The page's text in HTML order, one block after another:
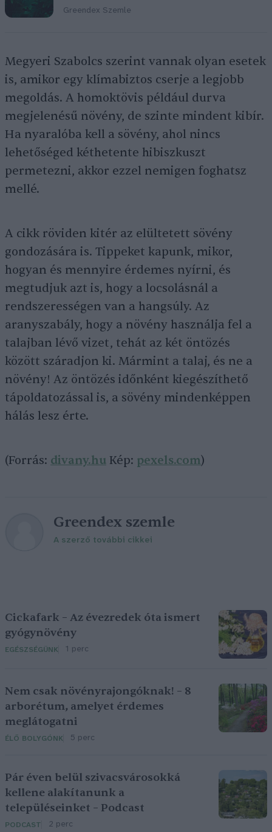
Greendex Szemle
Megyeri Szabolcs szerint vannak olyan esetek
is, amikor egy klímabiztos cserje a legjobb
megoldás. A homoktövis például durva
megjelenésű növény, de szinte mindent kibír.
Ha nyaralóba kell a sövény, ahol nincs
lehetőséged kéthetente hibiszkuszt
permetezni, akkor ezzel nemigen foghatsz
mellé.
A cikk röviden kitér az elültetett sövény
gondozására is. Tippeket kapunk, mikor,
hogyan és mennyire érdemes nyírni, és
megtudjuk azt is, hogy a locsolásnál a
rendszerességen van a hangsúly. Az
aranyszabály, hogy a növény használja fel a
talajban lévő vizet, tehát az két öntözés
között száradjon ki. Mármint a talaj, és ne a
növény! Az öntözés időnként kiegészíthető
tápoldatozással is, a sövény mindenképpen
hálás lesz érte.
(Forrás: divany.hu Kép: pexels.com)
Greendex szemle
A szerző további cikkei
Cickafark – Az évezredek óta ismert
gyógynövény
EGÉSZSÉGÜNK 1 perc
Nem csak növényrajongóknak! – 8
arborétum, amelyet érdemes
meglátogatni
ÉLŐ BOLYGÓNK 5 perc
Pár éven belül szivacsvárosokká
kellene alakítanunk a
településeinket – Podcast
PODCAST 2 perc